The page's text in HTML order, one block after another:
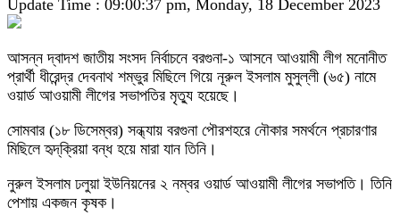
Update Time : 09:00:37 pm, Monday, 18 December 2023
আসন্ন দ্বাদশ জাতীয় সংসদ নির্বাচনে বরগুনা-১ আসনে আওয়ামী লীগ মনোনীত
প্রার্থী ধীরেন্দ্র দেবনাথ শম্ভুর মিছিলে গিয়ে নূরুল ইসলাম মুসুল্লী (৬৫) নামে
ওয়ার্ড আওয়ামী লীগের সভাপতির মৃত্যু হয়েছে।
সোমবার (১৮ ডিসেম্বর) সন্ধ্যায় বরগুনা পৌরশহরে নৌকার সমর্থনে প্রচারণার
মিছিলে হৃদ্‌ক্রিয়া বন্ধ হয়ে মারা যান তিনি।
নুরুল ইসলাম ঢলুয়া ইউনিয়নের ২ নম্বর ওয়ার্ড আওয়ামী লীগের সভাপতি। তিনি
পেশায় একজন কৃষক।